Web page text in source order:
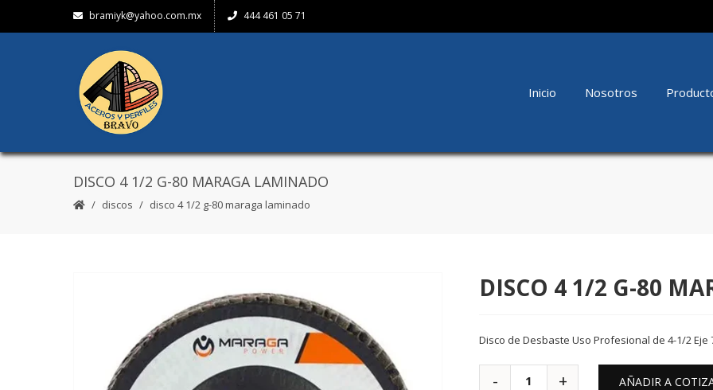
bramiyk@yahoo.com.mx 444 461 05 71
Inicio Nosotros
DISCO 4 1/2 G-80 MARAGA LAMINADO
discos disco 4 1/2 g-80 maraga laminado
DISCO 4 1/2 G-80
Disco de Desbaste Uso Profesional de 4-1/2
AÑADIR A